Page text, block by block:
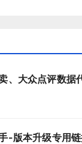
、大众点评数据
-版本升级专用